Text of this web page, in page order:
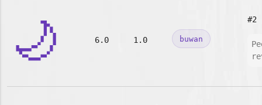
🌙 6.0 1.0 buwan
#2